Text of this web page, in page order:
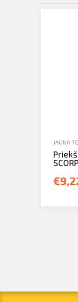
JAUNA